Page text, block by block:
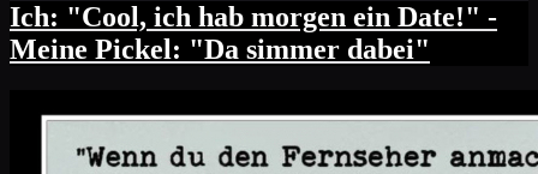
Ich: "Cool, ich hab morgen ein Date!" -
Meine Pickel: "Da simmer dabei"